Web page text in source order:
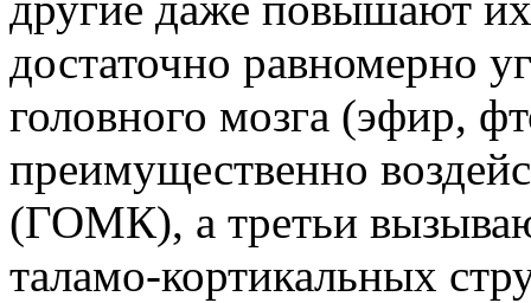
достаточно равномерно
головного мозга (эфир,
преимущественно
(ГОМК), а третьи
таламо-кортикальных